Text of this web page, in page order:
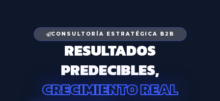
CONSULTORÍA ESTRATÉGICA B2B
RESULTADOS
PREDECIBLES,
CRECIMIENTO REAL